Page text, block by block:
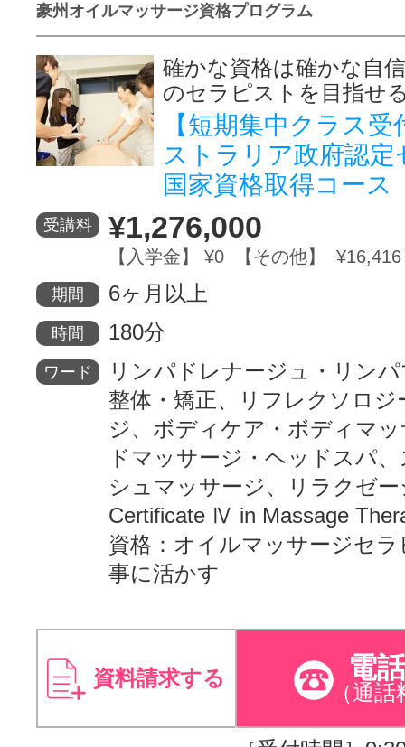
豪州オイルマッサージ資格プログラム
確かな資格は確かな自
のセラピストを目指せ
【短期集中クラス
ストラリア政府認
国家資格取得コース
受講料 ¥1,276,000
【入学金】 ¥0 【その他】 ¥16,416
期間 6ヶ月以上
時間 180分
ワード
リンパドレナージュ・リン
整体・矯正、リフレクソロジ
ジ、ボディケア・ボディマ
ドマッサージ・ヘッドスパ
シュマッサージ、リラクゼ
Certificate Ⅳ in Massage
資格：オイルマッサージセ
事に活かす
資料請求する 電
（通話